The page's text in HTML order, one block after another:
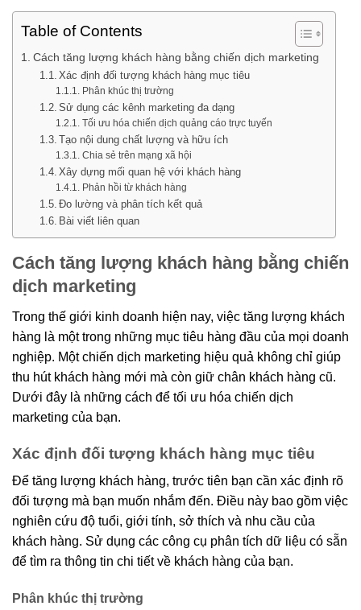
Table of Contents
Cách tăng lượng khách hàng bằng chiến dịch marketing
Xác định đối tượng khách hàng mục tiêu
Phân khúc thị trường
Sử dụng các kênh marketing đa dạng
Tối ưu hóa chiến dịch quảng cáo trực tuyến
Tạo nội dung chất lượng và hữu ích
Chia sẻ trên mạng xã hội
Xây dựng mối quan hệ với khách hàng
Phản hồi từ khách hàng
Đo lường và phân tích kết quả
Bài viết liên quan
Cách tăng lượng khách hàng bằng chiến
dịch marketing
Trong thế giới kinh doanh hiện nay, việc tăng lượng khách
hàng là một trong những mục tiêu hàng đầu của mọi doanh
nghiệp. Một chiến dịch marketing hiệu quả không chỉ giúp
thu hút khách hàng mới mà còn giữ chân khách hàng cũ.
Dưới đây là những cách để tối ưu hóa chiến dịch
marketing của bạn.
Xác định đối tượng khách hàng mục tiêu
Để tăng lượng khách hàng, trước tiên bạn cần xác định rõ
đối tượng mà bạn muốn nhắm đến. Điều này bao gồm việc
nghiên cứu độ tuổi, giới tính, sở thích và nhu cầu của
khách hàng. Sử dụng các công cụ phân tích dữ liệu có sẵn
để tìm ra thông tin chi tiết về khách hàng của bạn.
Phân khúc thị trường